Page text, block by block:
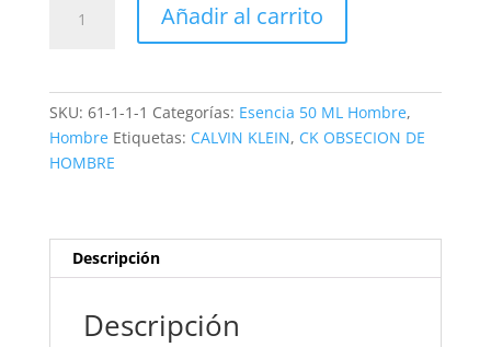
cantidad
Añadir al carrito
SKU: 61-1-1-1 Categorías: Esencia 50 ML Hombre,
Hombre Etiquetas: CALVIN KLEIN, CK OBSECION DE
HOMBRE
Descripción
Descripción